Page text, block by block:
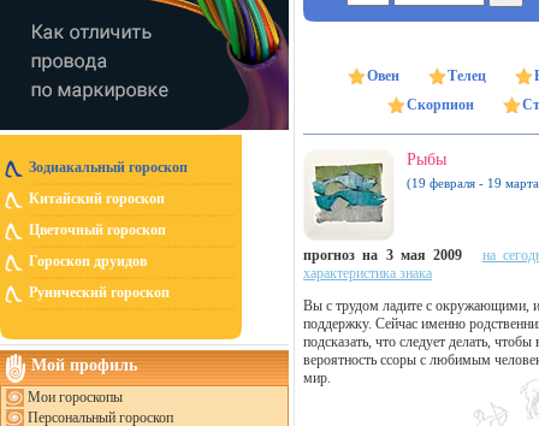
Зодиакальный гороскоп
Китайский гороскоп
Цветочный гороскоп
Гороскоп друидов
Рунический гороскоп
Мой профиль
Мои гороскопы
Персональный гороскоп
Овен Телец
Скорпион
Рыбы
(19 февраля - 19
прогноз на 3 мая 2009
на
характеристика знака
Вы с трудом ладите с окружающими, и
поддержку. Сейчас именно
подсказать, что следует делать,
вероятность ссоры с любимым
мир.